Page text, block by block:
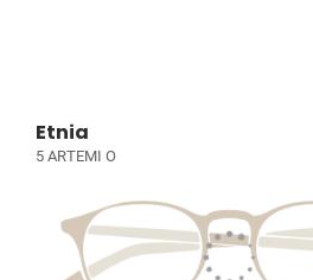
Etnia
5 ARTEMI O